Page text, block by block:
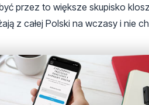
przez to większe skupisko
z całej Polski na wczasy i nie